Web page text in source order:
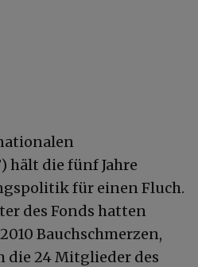
hält die fünf Jahre
für einen Fluch.
des Fonds hatten
Bauchschmerzen,
die 24 Mitglieder des